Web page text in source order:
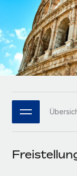
Remote
Nahtlose
Plattform
Integrierte
MCP
Tools
Mittelstand
vergrößern
Enterprise
Globale HR
PARTNER
Flexible
Partner
LERNEN MIT
Forschung und
Fallstudien
HR-Glossar
Bibliothek für
Webinare
Events
Español
Italiano
Português
한국어